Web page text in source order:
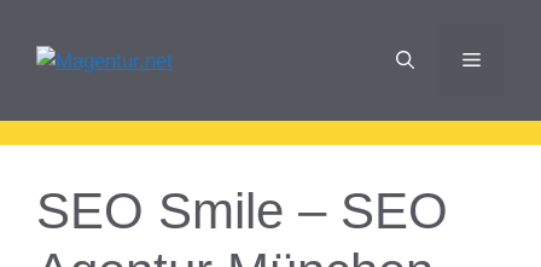
Inhalt
springen
Menü
SEO Smile – SEO